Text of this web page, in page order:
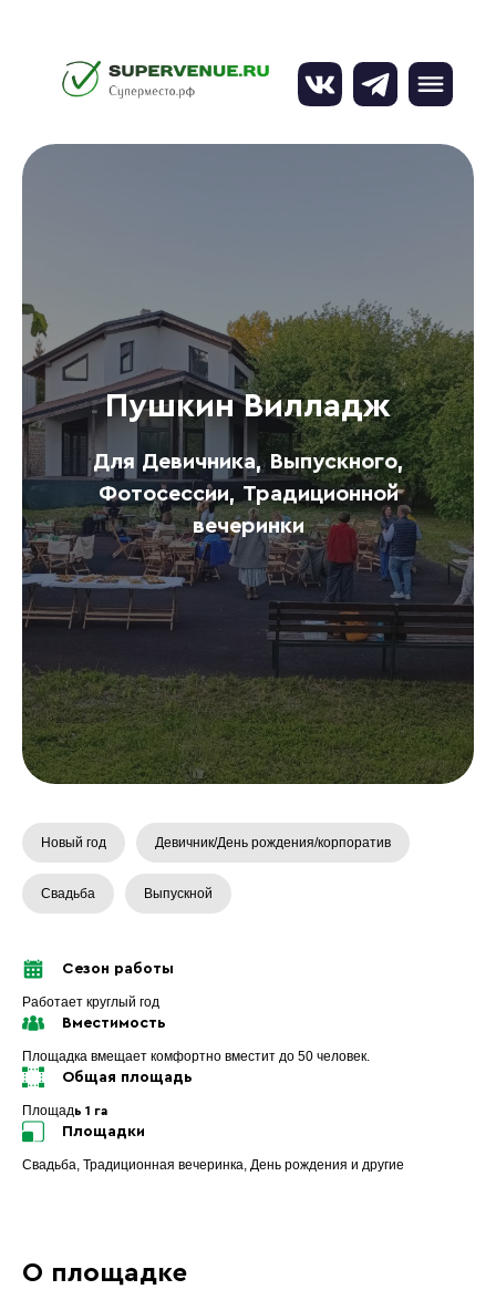
Пушкин Вилладж
Для Девичника, Выпускного,
Фотосессии, Традиционной
вечеринки
Новый год Девичник/День рождения/корпоратив
Свадьба Выпускной
Сезон работы
Работает круглый год
Вместимость
Площадка вмещает комфортно вместит до 50 человек.
Общая площадь
Площадь 1 га
Площадки
Свадьба, Традиционная вечеринка, День рождения и другие
О площадке